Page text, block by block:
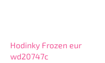
Hodinky Frozen eur
wd20747c